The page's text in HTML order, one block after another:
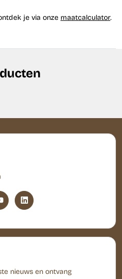
je via onze maatcalculator.
nieuws en ontvang